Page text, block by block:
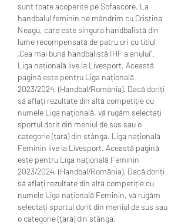
sunt toate acoperite pe Sofascore. La
handbalul feminin ne mândrim cu Cristina
Neagu, care este singura handbalistă din
lume recompensată de patru ori cu titlul
„Cea mai bună handbalistă IHF a anului”.
Liga națională live la Livesport. Această
pagină este pentru Liga națională
2023/2024, (Handbal/România). Dacă doriți
să aflați rezultate din altă competiție cu
numele Liga națională, vă rugăm selectați
sportul dorit din meniul de sus sau o
categorie (țară) din stânga. Liga națională
Feminin live la Livesport. Această pagină
este pentru Liga națională Feminin
2023/2024, (Handbal/România). Dacă doriți
să aflați rezultate din altă competiție cu
numele Liga națională Feminin, vă rugăm
selectați sportul dorit din meniul de sus sau
o categorie (țară) din stânga.